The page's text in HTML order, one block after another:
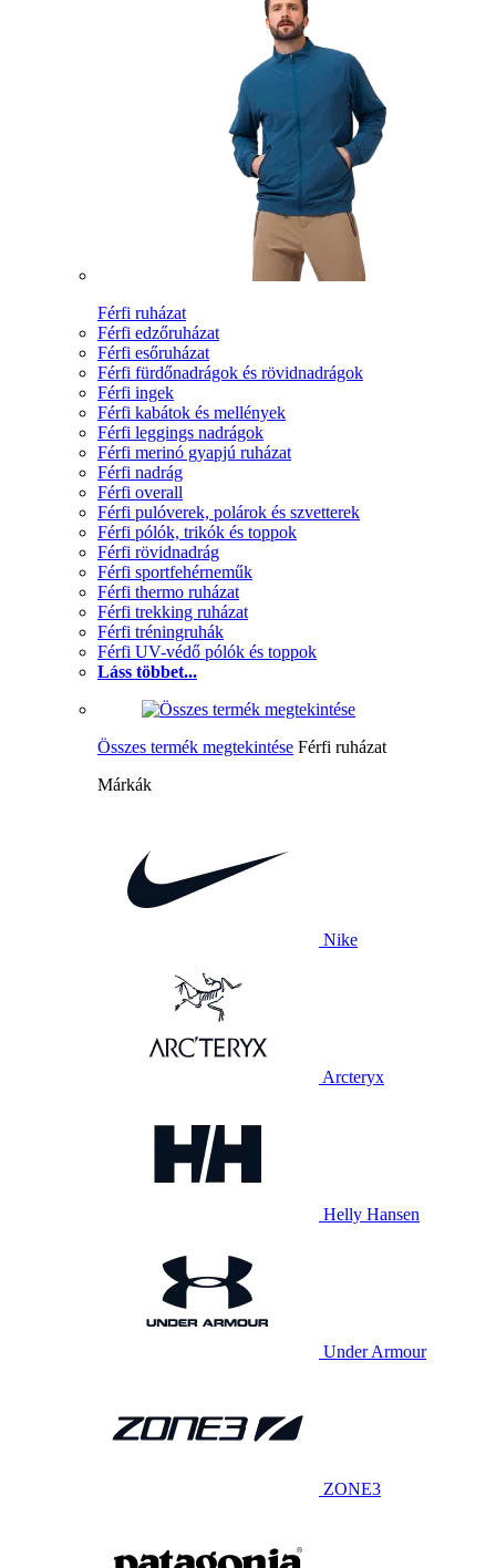
Férfi ruházat
Férfi edzőruházat
Férfi esőruházat
Férfi fürdőnadrágok és rövidnadrágok
Férfi ingek
Férfi kabátok és mellények
Férfi leggings nadrágok
Férfi merinó gyapjú ruházat
Férfi nadrág
Férfi overall
Férfi pulóverek, polárok és szvetterek
Férfi pólók, trikók és toppok
Férfi rövidnadrág
Férfi sportfehérneműk
Férfi thermo ruházat
Férfi trekking ruházat
Férfi tréningruhák
Férfi UV-védő pólók és toppok
Láss többet...
Összes termék megtekintése Férfi ruházat
Márkák
Nike
Arcteryx
Helly Hansen
Under Armour
ZONE3